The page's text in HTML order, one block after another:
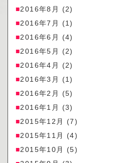
2016年8月
(2)
2016年7月
(1)
2016年6月
(4)
2016年5月
(2)
2016年4月
(2)
2016年3月
(1)
2016年2月
(5)
2016年1月
(3)
2015年12月
(7)
2015年11月
(4)
2015年10月
(5)